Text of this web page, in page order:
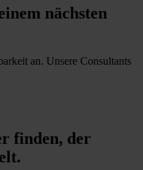
nächsten
an. Unsere Consultants
finden, der